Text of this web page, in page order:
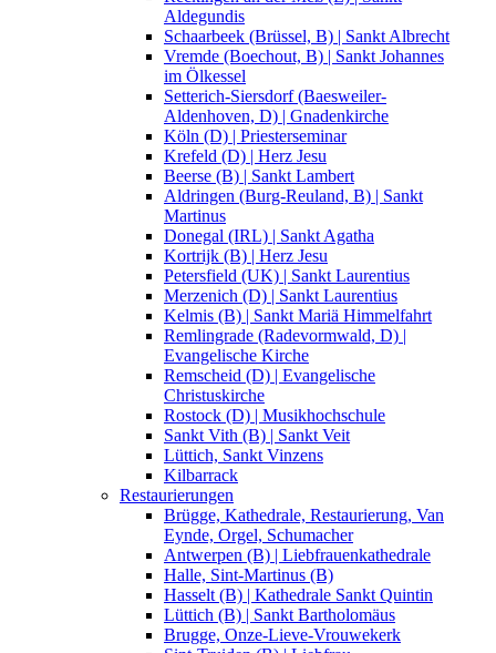
Aldegundis
Schaarbeek (Brüssel, B) | Sankt Albrecht
Vremde (Boechout, B) | Sankt Johannes
im Ölkessel
Setterich-Siersdorf (Baesweiler-
Aldenhoven, D) | Gnadenkirche
Köln (D) | Priesterseminar
Krefeld (D) | Herz Jesu
Beerse (B) | Sankt Lambert
Aldringen (Burg-Reuland, B) | Sankt
Martinus
Donegal (IRL) | Sankt Agatha
Kortrijk (B) | Herz Jesu
Petersfield (UK) | Sankt Laurentius
Merzenich (D) | Sankt Laurentius
Kelmis (B) | Sankt Mariä Himmelfahrt
Remlingrade (Radevormwald, D) |
Evangelische Kirche
Remscheid (D) | Evangelische
Christuskirche
Rostock (D) | Musikhochschule
Sankt Vith (B) | Sankt Veit
Lüttich, Sankt Vinzens
Kilbarrack
Restaurierungen
Brügge, Kathedrale, Restaurierung, Van
Eynde, Orgel, Schumacher
Antwerpen (B) | Liebfrauenkathedrale
Halle, Sint-Martinus (B)
Hasselt (B) | Kathedrale Sankt Quintin
Lüttich (B) | Sankt Bartholomäus
Brugge, Onze-Lieve-Vrouwekerk